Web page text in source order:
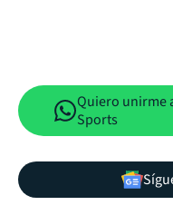
Quiero unirme
Sports